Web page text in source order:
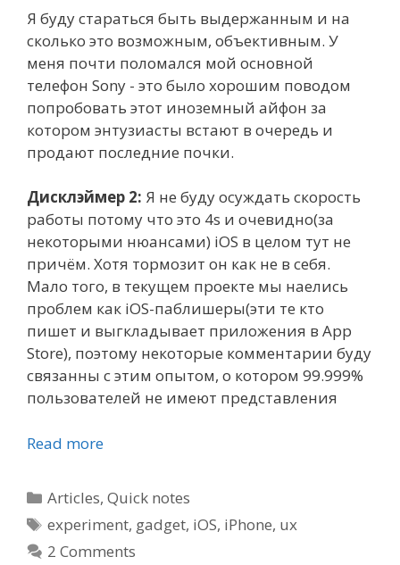
Я буду стараться быть выдержанным и на
сколько это возможным, объективным. У
меня почти поломался мой основной
телефон Sony - это было хорошим поводом
попробовать этот иноземный айфон за
котором энтузиасты встают в очередь и
продают последние почки.
Дисклэймер 2: Я не буду осуждать скорость
работы потому что это 4s и очевидно(за
некоторыми нюансами) iOS в целом тут не
причём. Хотя тормозит он как не в себя.
Мало того, в текущем проекте мы наелись
проблем как iOS-паблишеры(эти те кто
пишет и выгкладывает приложения в App
Store), поэтому некоторые комментарии буду
связанны с этим опытом, о котором 99.999%
пользователей не имеют представления
Read more
Categories
Articles,Quick notes
Tags
experiment, gadget, iOS, iPhone, ux
2 Comments